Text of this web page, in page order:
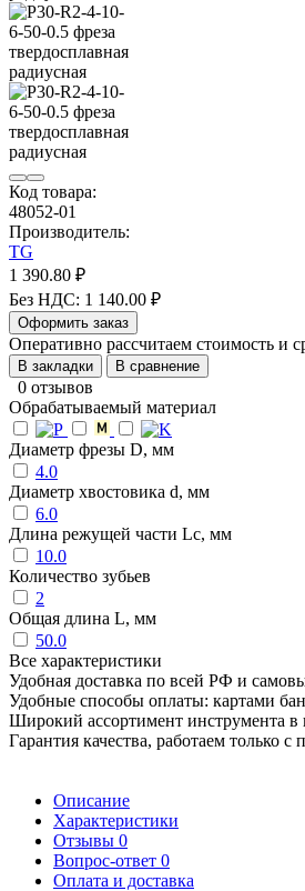
Код товара:
48052-01
Производитель:
TG
1 390.80 ₽
Без НДС: 1 140.00 ₽
Оформить заказ
Оперативно рассчитаем стоимость
В закладки В сравнение
0 отзывов
Обрабатываемый материал
Диаметр фрезы D, мм
4.0
Диаметр хвостовика d, мм
6.0
Длина режущей части Lc, мм
10.0
Количество зубьев
2
Общая длина L, мм
50.0
Все характеристики
Удобная доставка по всей РФ и
Удобные способы оплаты: картами
Широкий ассортимент инструмента в
Гарантия качества, работаем только
Описание
Характеристики
Отзывы 0
Вопрос-ответ 0
Оплата и доставка